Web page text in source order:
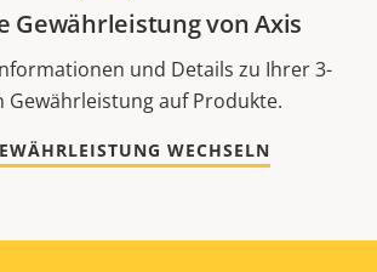
Gewährleistung von Axis
und Details zu Ihrer 3-
Gewährleistung auf Produkte.
WECHSELN